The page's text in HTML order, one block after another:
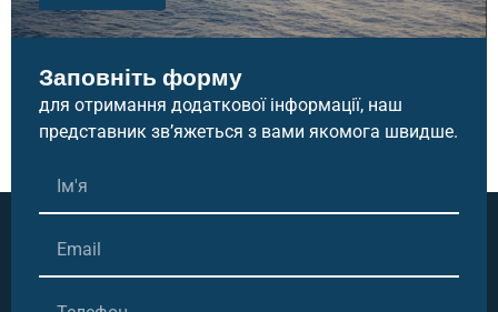
Заповніть форму
для отримання додаткової інформації, наш
представник зв’яжеться з вами якомога швидше.